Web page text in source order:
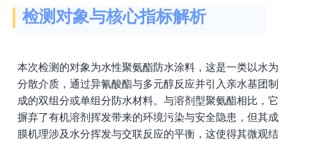
检测对象与核心指标解析
本次检测的对象为水性聚氨酯防水涂料，这是一类以水为
分散介质，通过异氰酸酯与多元醇反应并引入亲水基团制
成的双组分或单组分防水材料。与溶剂型聚氨酯相比，它
摒弃了有机溶剂挥发带来的环境污染与安全隐患，但其成
膜机理涉及水分挥发与交联反应的平衡，这使得其微观结